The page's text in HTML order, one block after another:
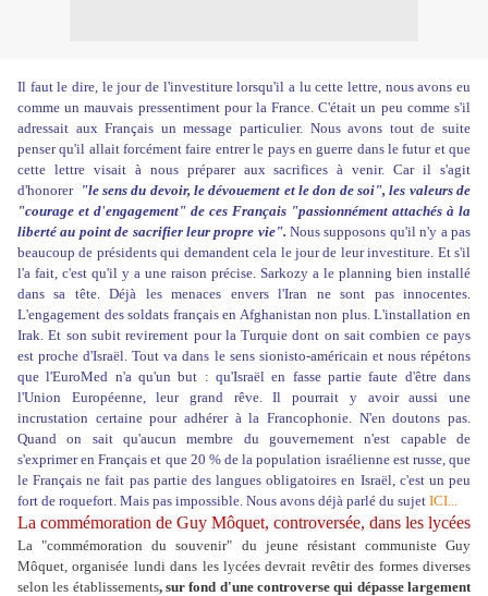
Il faut le dire, le jour de l'investiture lorsqu'il a lu cette lettre, nous avons eu
comme un mauvais pressentiment pour la France. C'était un peu comme s'il
adressait aux Français un message particulier. Nous avons tout de suite
penser qu'il allait forcément faire entrer le pays en guerre dans le futur et que
cette lettre visait à nous préparer aux sacrifices à venir. Car il s'agit
d'honorer "le sens du devoir, le dévouement et le don de soi", les valeurs de
"courage et d'engagement" de ces Français "passionnément attachés à la
liberté au point de sacrifier leur propre vie". Nous supposons qu'il n'y a pas
beaucoup de présidents qui demandent cela le jour de leur investiture. Et s'il
l'a fait, c'est qu'il y a une raison précise. Sarkozy a le planning bien installé
dans sa tête. Déjà les menaces envers l'Iran ne sont pas innocentes.
L'engagement des soldats français en Afghanistan non plus. L'installation en
Irak. Et son subit revirement pour la Turquie dont on sait combien ce pays
est proche d'Israël. Tout va dans le sens sionisto-américain et nous répétons
que l'EuroMed n'a qu'un but : qu'Israël en fasse partie faute d'être dans
l'Union Européenne, leur grand rêve. Il pourrait y avoir aussi une
incrustation certaine pour adhérer à la Francophonie. N'en doutons pas.
Quand on sait qu'aucun membre du gouvernement n'est capable de
s'exprimer en Français et que 20 % de la population israélienne est russe, que
le Français ne fait pas partie des langues obligatoires en Israël, c'est un peu
fort de roquefort. Mais pas impossible. Nous avons déjà parlé du sujet ICI...
La commémoration de Guy Môquet, controversée, dans les lycées
La "commémoration du souvenir" du jeune résistant communiste Guy
Môquet, organisée lundi dans les lycées devrait revêtir des formes diverses
selon les établissements, sur fond d'une controverse qui dépasse largement